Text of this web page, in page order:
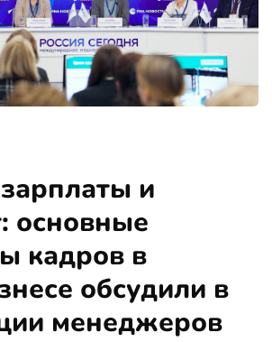
и
основные
кадров в
обсудили в
менеджеров